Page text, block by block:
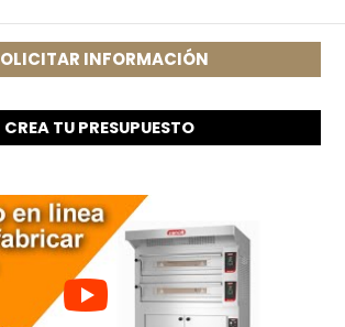
INFORMACIÓN
CREA TU PRESUPUESTO